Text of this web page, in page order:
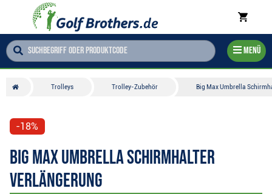
Menü
Trolleys Trolley-Zubehör Big Max Umbrella
-18%
Big Max Umbrella Schirmhalter
Verlängerung